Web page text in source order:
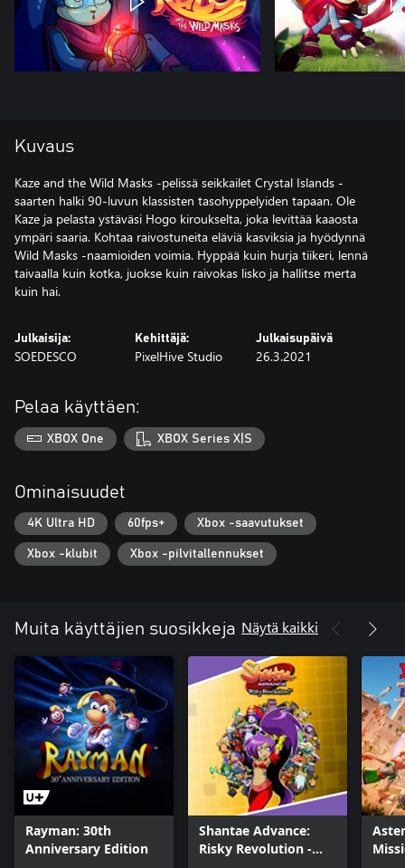
Kuvaus
Kaze and the Wild Masks -pelissä seikkailet Crystal Islands -
saarten halki 90-luvun klassisten tasohyppelyiden tapaan. Ole
Kaze ja pelasta ystäväsi Hogo kiroukselta, joka levittää kaaosta
ympäri saaria. Kohtaa raivostuneita eläviä kasviksia ja hyödynnä
Wild Masks -naamioiden voimia. Hyppää kuin hurja tiikeri, lennä
taivaalla kuin kotka, juokse kuin raivokas lisko ja hallitse merta
kuin hai.
Julkaisija:
SOEDESCO
Kehittäjä:
PixelHive Studio
Julkaisupäivä
26.3.2021
Pelaa käyttäen:
XBOX One XBOX Series X|S
Ominaisuudet
4K Ultra HD 60fps+ Xbox -saavutukset
Xbox -klubit Xbox -pilvitallennukset
Muita käyttäjien suosikkeja Näytä kaikki
Rayman: 30th
Anniversary Edition
Shantae Advance:
Risky Revolution -